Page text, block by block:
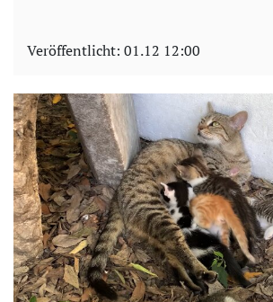
Veröffentlicht: 01.12 12:00